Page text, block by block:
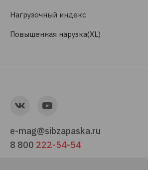
Нагрузочный индекс
Повышенная нарузка(XL)
e-mag@sibzapaska.ru
8 800 222-54-54